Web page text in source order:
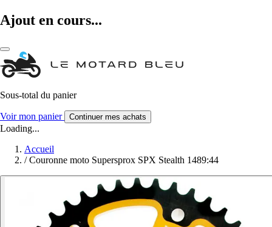
Ajout en cours...
Sous-total du panier
Voir mon panier Continuer mes achats
Loading...
Accueil
/ Couronne moto Supersprox SPX Stealth 1489:44